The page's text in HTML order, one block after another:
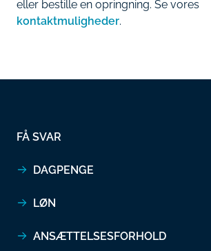
eller bestille en opringning. Se vores
kontaktmuligheder.
FÅ SVAR
DAGPENGE
LØN
ANSÆTTELSESFORHOLD